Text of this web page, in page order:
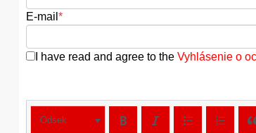
E-mail *
I have read and agree to the Vyhlásenie o
Odsek